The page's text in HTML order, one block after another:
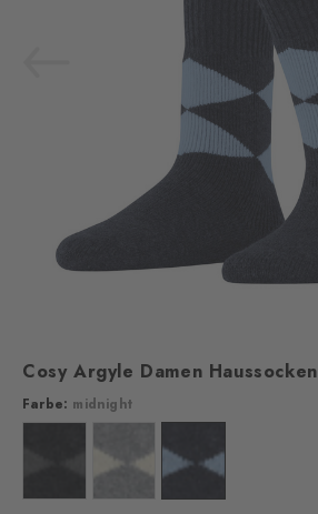
Cosy Argyle Damen Haussocken
Farbe: midnight
Farbe: black Farbe: grey mel.Farbe: midnight